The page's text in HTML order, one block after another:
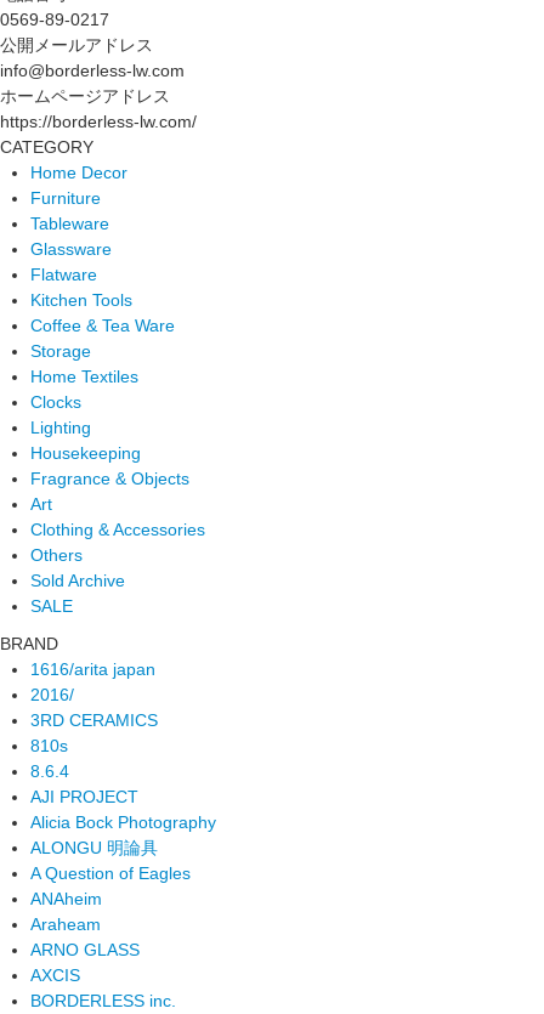
0569-89-0217
公開メールアドレス
info@borderless-lw.com
ホームページアドレス
https://borderless-lw.com/
CATEGORY
Home Decor
Furniture
Tableware
Glassware
Flatware
Kitchen Tools
Coffee & Tea Ware
Storage
Home Textiles
Clocks
Lighting
Housekeeping
Fragrance & Objects
Art
Clothing & Accessories
Others
Sold Archive
SALE
BRAND
1616/arita japan
2016/
3RD CERAMICS
810s
8.6.4
AJI PROJECT
Alicia Bock Photography
ALONGU 明論具
A Question of Eagles
ANAheim
Araheam
ARNO GLASS
AXCIS
BORDERLESS inc.